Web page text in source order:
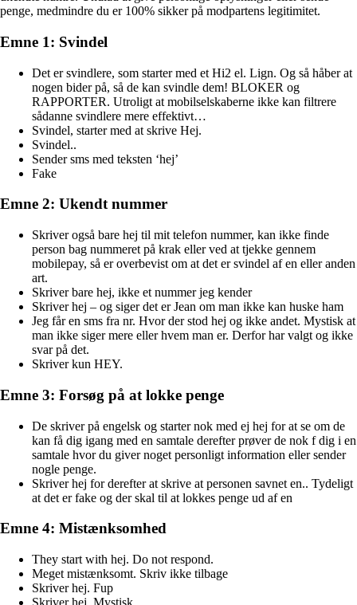
penge, medmindre du er 100% sikker på modpartens legitimitet.
Emne 1: Svindel
Det er svindlere, som starter med et Hi2 el. Lign. Og så håber at
nogen bider på, så de kan svindle dem! BLOKER og
RAPPORTER. Utroligt at mobilselskaberne ikke kan filtrere
sådanne svindlere mere effektivt…
Svindel, starter med at skrive Hej.
Svindel..
Sender sms med teksten ‘hej’
Fake
Emne 2: Ukendt nummer
Skriver også bare hej til mit telefon nummer, kan ikke finde
person bag nummeret på krak eller ved at tjekke gennem
mobilepay, så er overbevist om at det er svindel af en eller anden
art.
Skriver bare hej, ikke et nummer jeg kender
Skriver hej – og siger det er Jean om man ikke kan huske ham
Jeg får en sms fra nr. Hvor der stod hej og ikke andet. Mystisk at
man ikke siger mere eller hvem man er. Derfor har valgt og ikke
svar på det.
Skriver kun HEY.
Emne 3: Forsøg på at lokke penge
De skriver på engelsk og starter nok med ej hej for at se om de
kan få dig igang med en samtale derefter prøver de nok f dig i en
samtale hvor du giver noget personligt information eller sender
nogle penge.
Skriver hej for derefter at skrive at personen savnet en.. Tydeligt
at det er fake og der skal til at lokkes penge ud af en
Emne 4: Mistænksomhed
They start with hej. Do not respond.
Meget mistænksomt. Skriv ikke tilbage
Skriver hej. Fup
Skriver hej. Mystisk